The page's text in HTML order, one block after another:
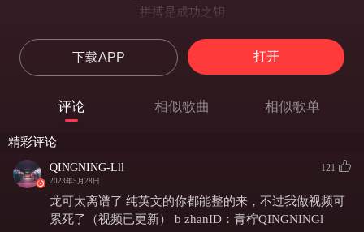
拼搏是成功之钥
无论多艰难我们都必须坚持向前
Challenges come and go you must persist
挑战来去匆匆 你必须坚韧不拔
放弃不是选项 直接将其否决
So you gotta push and give your dreams life like a gurney
所以你要全力推动梦想 像急救推车般赋予生机
Doubters and haters will come along the way
质疑者和黑子会沿途出现
下载APP 打开
评论 相似歌曲 相似歌单
精彩评论
QINGNING-Lll
2023年5月28日
121
龙可太离谱了 纯英文的你都能整的来，不过我做视频可
累死了（视频已更新） b zhanID：青柠QINGNINGl